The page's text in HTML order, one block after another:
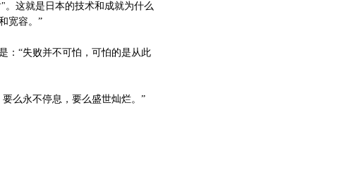
这就是日本的技术和成就为什么
宽容。”
“失败并不可怕，可怕的是从此
么永不停息，要么盛世灿烂。”